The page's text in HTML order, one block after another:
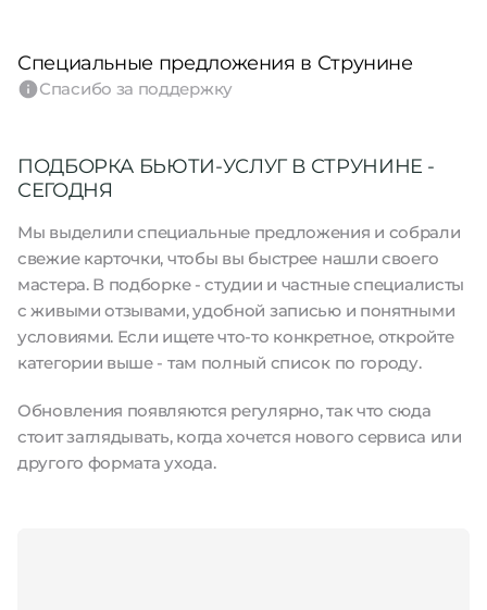
Специальные предложения в Струнине
Спасибо за поддержку
ПОДБОРКА БЬЮТИ-УСЛУГ В СТРУНИНЕ -
СЕГОДНЯ
Мы выделили специальные предложения и собрали
свежие карточки, чтобы вы быстрее нашли своего
мастера. В подборке - студии и частные специалисты
с живыми отзывами, удобной записью и понятными
условиями. Если ищете что-то конкретное, откройте
категории выше - там полный список по городу.
Обновления появляются регулярно, так что сюда
стоит заглядывать, когда хочется нового сервиса или
другого формата ухода.